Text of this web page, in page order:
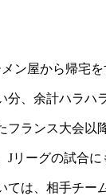
ン屋から帰宅
、余計ハラハ
ランス大会以
リーグの試合
は、相手チー